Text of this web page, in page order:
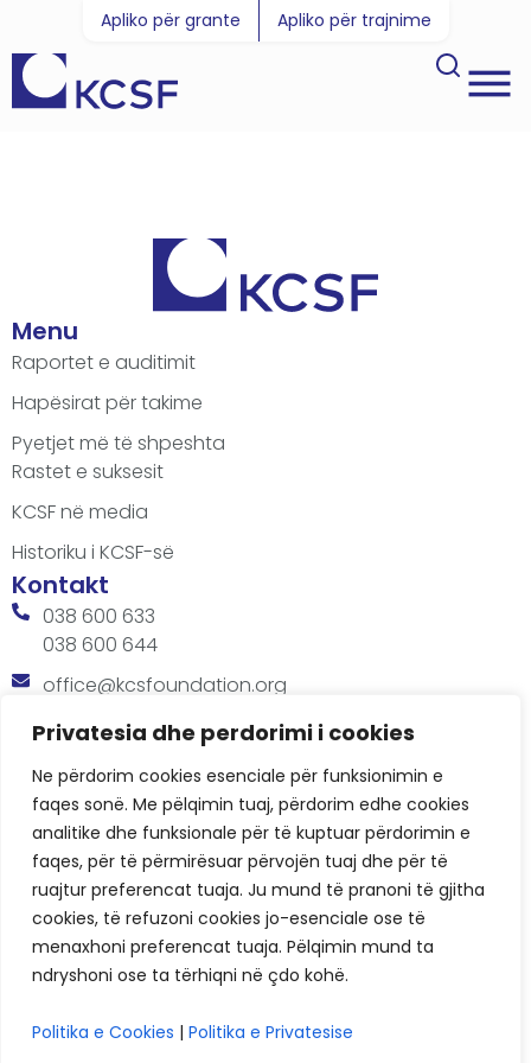
Privatesia dhe perdorimi i cookies
Ne përdorim cookies esenciale për funksionimin e
faqes sonë. Me pëlqimin tuaj, përdorim edhe cookies
analitike dhe funksionale për të kuptuar përdorimin e
faqes, për të përmirësuar përvojën tuaj dhe për të
ruajtur preferencat tuaja. Ju mund të pranoni të gjitha
cookies, të refuzoni cookies jo-esenciale ose të
menaxhoni preferencat tuaja. Pëlqimin mund ta
ndryshoni ose ta tërhiqni në çdo kohë.
Politika e Cookies | Politika e Privatesise
Apliko për grante Apliko për trajnime
Menu
Raportet e auditimit
Hapësirat për takime
Pyetjet më të shpeshta
Rastet e suksesit
KCSF në media
Historiku i KCSF-së
Kontakt
038 600 633
038 600 644
office@kcsfoundation.org
Besa Imami, Lam A, H1, Kat.12, nr. 65-1, Lakrishtë,
Orari
8:00 AM - 4:00 PM
KCSF © 2026
Politikat e Privatësisë